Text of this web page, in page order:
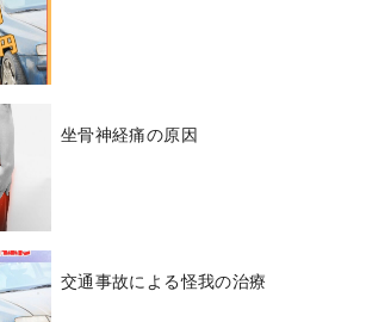
坐骨神経痛の原因
交通事故による怪我の治療